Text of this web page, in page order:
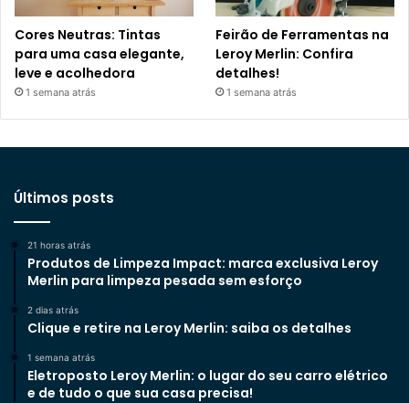
Cores Neutras: Tintas
para uma casa elegante,
leve e acolhedora
1 semana atrás
Feirão de Ferramentas na
Leroy Merlin: Confira
detalhes!
1 semana atrás
Últimos posts
21 horas atrás
Produtos de Limpeza Impact: marca exclusiva Leroy
Merlin para limpeza pesada sem esforço
2 dias atrás
Clique e retire na Leroy Merlin: saiba os detalhes
1 semana atrás
Eletroposto Leroy Merlin: o lugar do seu carro elétrico
e de tudo o que sua casa precisa!